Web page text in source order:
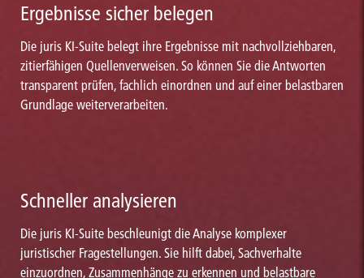
Ergebnisse sicher belegen
Die juris KI-Suite belegt ihre Ergebnisse mit nachvollziehbaren,
zitierfähigen Quellenverweisen. So können Sie die Antworten
transparent prüfen, fachlich einordnen und auf einer belastbaren
Grundlage weiterverarbeiten.
Schneller analysieren
Die juris KI-Suite beschleunigt die Analyse komplexer
juristischer Fragestellungen. Sie hilft dabei, Sachverhalte
einzuordnen, Zusammenhänge zu erkennen und belastbare